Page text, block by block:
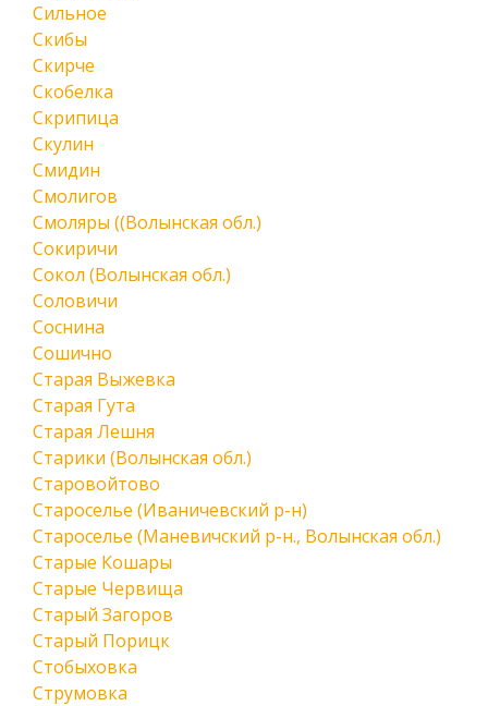
Сильное
Скибы
Скирче
Скобелка
Скрипица
Скулин
Смидин
Смолигов
Смоляры ((Волынская обл.)
Сокиричи
Сокол (Волынская обл.)
Соловичи
Соснина
Сошично
Старая Выжевка
Старая Гута
Старая Лешня
Старики (Волынская обл.)
Старовойтово
Староселье (Иваничевский р-н)
Староселье (Маневичский р-н., Волынская обл.)
Старые Кошары
Старые Червища
Старый Загоров
Старый Порицк
Стобыховка
Струмовка